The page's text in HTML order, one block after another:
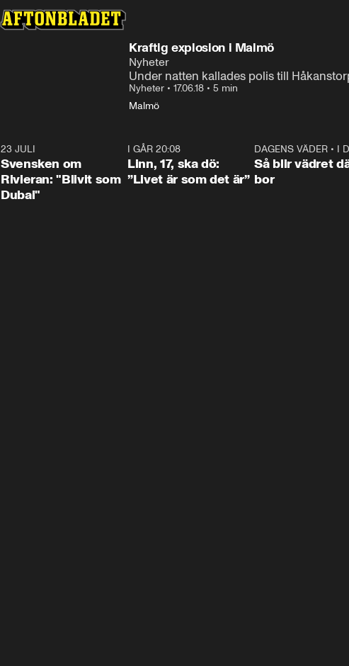
Kraftig explosion i Malmö
Nyheter
Under natten kallades polis till
Nyheter • 17.06.18 • 5 min
Malmö
23 JULI
Svensken om
Rivieran: "Blivit som
Dubai"
I GÅR 20:08
Linn, 17, ska dö:
”Livet är som det är”
DAGENS VÄDER • I
Så blir vädret
bor